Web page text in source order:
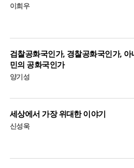
이희우
검찰공화국인가, 경찰공화국인가, 아
민의 공화국인가
양기성
세상에서 가장 위대한 이야기
신성욱